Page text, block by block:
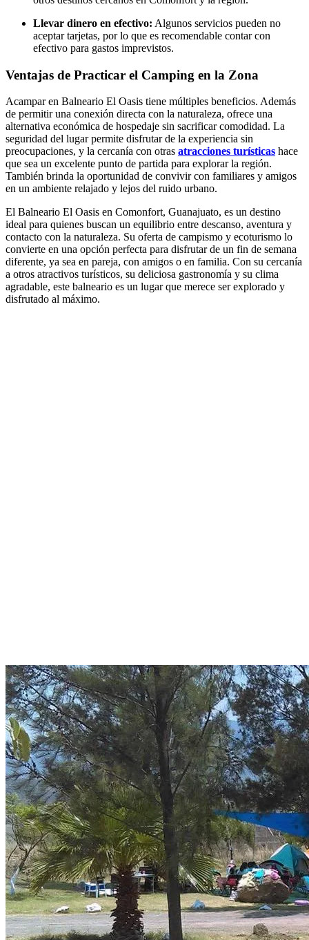
Llevar dinero en efectivo: Algunos servicios pueden no
aceptar tarjetas, por lo que es recomendable contar con
efectivo para gastos imprevistos.
Ventajas de Practicar el Camping en la Zona
Acampar en Balneario El Oasis tiene múltiples beneficios. Además
de permitir una conexión directa con la naturaleza, ofrece una
alternativa económica de hospedaje sin sacrificar comodidad. La
seguridad del lugar permite disfrutar de la experiencia sin
preocupaciones, y la cercanía con otras atracciones turísticas hace
que sea un excelente punto de partida para explorar la región.
También brinda la oportunidad de convivir con familiares y amigos
en un ambiente relajado y lejos del ruido urbano.
El Balneario El Oasis en Comonfort, Guanajuato, es un destino
ideal para quienes buscan un equilibrio entre descanso, aventura y
contacto con la naturaleza. Su oferta de campismo y ecoturismo lo
convierte en una opción perfecta para disfrutar de un fin de semana
diferente, ya sea en pareja, con amigos o en familia. Con su cercanía
a otros atractivos turísticos, su deliciosa gastronomía y su clima
agradable, este balneario es un lugar que merece ser explorado y
disfrutado al máximo.